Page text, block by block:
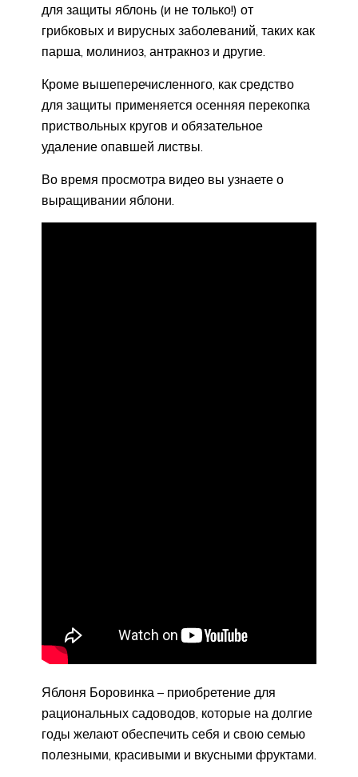
для защиты яблонь (и не только!) от
грибковых и вирусных заболеваний, таких как
парша, молиниоз, антракноз и другие.
Кроме вышеперечисленного, как средство
для защиты применяется осенняя перекопка
приствольных кругов и обязательное
удаление опавшей листвы.
Во время просмотра видео вы узнаете о
выращивании яблони.
Яблоня Боровинка – приобретение для
рациональных садоводов, которые на долгие
годы желают обеспечить себя и свою семью
полезными, красивыми и вкусными фруктами.